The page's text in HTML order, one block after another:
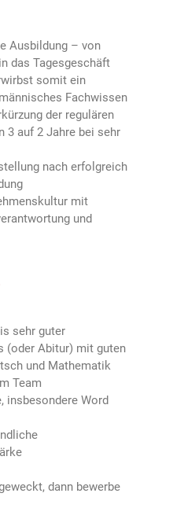
Ausbildung – von
das Tagesgeschäft
somit ein
Fachwissen
der regulären
3 auf 2 Jahre bei sehr
nach erfolgreich
mit
und
sehr guter
(oder Abitur) mit guten
und Mathematik
Team
insbesondere Word
dann bewerbe